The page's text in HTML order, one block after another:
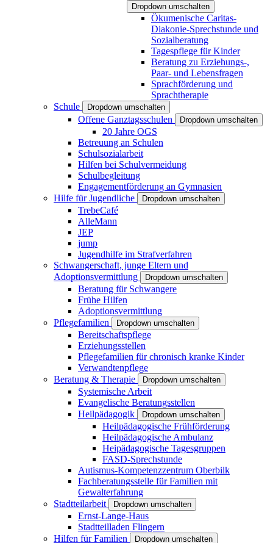
Dropdown umschalten
Ökumenische Caritas-
Diakonie-Sprechstunde und
Sozialberatung
Tagespflege für Kinder
Beratung zu Erziehungs-,
Paar- und Lebensfragen
Sprachförderung und
Sprachtherapie
Schule
Dropdown umschalten
Offene Ganztagsschulen Dropdown umschalten
20 Jahre OGS
Betreuung an Schulen
Schulsozialarbeit
Hilfen bei Schulvermeidung
Schulbegleitung
Engagementförderung an Gymnasien
Hilfe für Jugendliche
Dropdown umschalten
TrebeCafé
AlleMann
JEP
jump
Jugendhilfe im Strafverfahren
Schwangerschaft, junge Eltern und
Adoptionsvermittlung
Dropdown umschalten
Beratung für Schwangere
Frühe Hilfen
Adoptionsvermittlung
Pflegefamilien
Dropdown umschalten
Bereitschaftspflege
Erziehungsstellen
Pflegefamilien für chronisch kranke Kinder
Verwandtenpflege
Beratung & Therapie
Dropdown umschalten
Systemische Arbeit
Evangelische Beratungsstellen
Heilpädagogik
Dropdown umschalten
Heilpädagogische Frühförderung
Heilpädagogische Ambulanz
Heipädagogische Tagesgruppen
FASD-Sprechstunde
Autismus-Kompetenzzentrum Oberbilk
Fachberatungsstelle für Familien mit
Gewalterfahrung
Stadtteilarbeit
Dropdown umschalten
Ernst-Lange-Haus
Stadtteilladen Flingern
Hilfen für Familien
Dropdown umschalten